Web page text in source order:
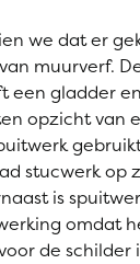
we dat er
muurverf.
een gladder
opzicht van
stucwerk op
is
omdat
de schilder